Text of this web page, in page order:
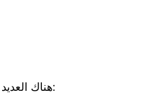
هناك العديد من أنواع تصوير الفيديو، وبالتالي يمكن تقسيمها إلى عدة فئات، منها: